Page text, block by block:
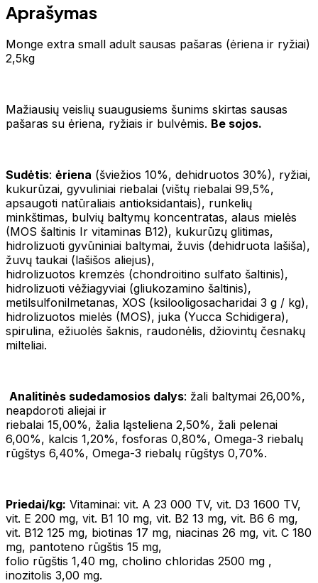
Aprašymas
Monge extra small adult sausas pašaras (ėriena ir ryžiai)
2,5kg
Mažiausių veislių suaugusiems šunims skirtas sausas
pašaras su ėriena, ryžiais ir bulvėmis. Be sojos.
Sudėtis: ėriena (šviežios 10%, dehidruotos 30%), ryžiai,
kukurūzai, gyvuliniai riebalai (vištų riebalai 99,5%,
apsaugoti natūraliais antioksidantais), runkelių
minkštimas, bulvių baltymų koncentratas, alaus mielės
(MOS šaltinis Ir vitaminas B12), kukurūzų glitimas,
hidrolizuoti gyvūniniai baltymai, žuvis (dehidruota lašiša),
žuvų taukai (lašišos aliejus),
hidrolizuotos kremzės (chondroitino sulfato šaltinis),
hidrolizuoti vėžiagyviai (gliukozamino šaltinis),
metilsulfonilmetanas, XOS (ksilooligosacharidai 3 g / kg),
hidrolizuotos mielės (MOS), juka (Yucca Schidigera),
spirulina, ežiuolės šaknis, raudonėlis, džiovintų česnakų
milteliai.
Analitinės sudedamosios dalys: žali baltymai 26,00%,
neapdoroti aliejai ir
riebalai 15,00%, žalia ląsteliena 2,50%, žali pelenai
6,00%, kalcis 1,20%, fosforas 0,80%, Omega-3 riebalų
rūgštys 6,40%, Omega-3 riebalų rūgštys 0,70%.
Priedai/kg: Vitaminai: vit. A 23 000 TV, vit. D3 1600 TV,
vit. E 200 mg, vit. B1 10 mg, vit. B2 13 mg, vit. B6 6 mg,
vit. B12 125 mg, biotinas 17 mg, niacinas 26 mg, vit. C 180
mg, pantoteno rūgštis 15 mg,
folio rūgštis 1,40 mg, cholino chloridas 2500 mg ,
inozitolis 3,00 mg.